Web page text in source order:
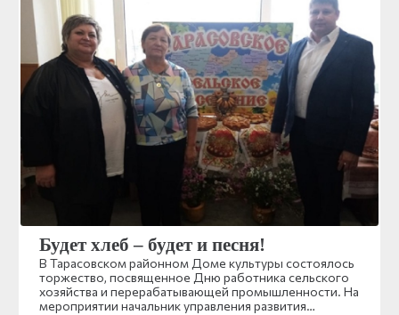
Будет хлеб – будет и песня!
В Тарасовском районном Доме культуры состоялось
торжество, посвященное Дню работника сельского
хозяйства и перерабатывающей промышленности. На
мероприятии начальник управления развития…